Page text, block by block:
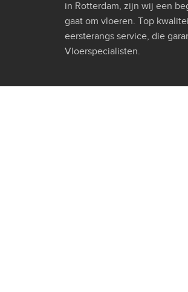
in Rotterdam, zijn wij een
gaat om vloeren. Top
eersterangs service, die
Vloerspecialisten.